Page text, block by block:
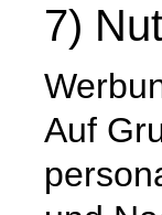
7)
Auf